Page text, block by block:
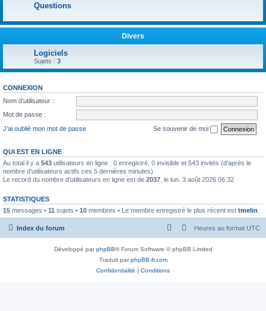
Questions
Divers
Logiciels
Sujets : 3
CONNEXION
Nom d’utilisateur :
Mot de passe :
J’ai oublié mon mot de passe
Se souvenir de moi
QUI EST EN LIGNE
Au total il y a 543 utilisateurs en ligne : 0 enregistré, 0 invisible et 543 invités (d’après le
nombre d’utilisateurs actifs ces 5 dernières minutes)
Le record du nombre d’utilisateurs en ligne est de 2037 , le lun. 3 août 2026 06:32
STATISTIQUES
15 messages • 11 sujets • 10 membres • Le membre enregistré le plus récent est tmelin
Index du forum Heures au format UTC
Développé parphpBB® Forum Software © phpBB Limited
Traduit parphpBB-fr.com
Confidentialité | Conditions